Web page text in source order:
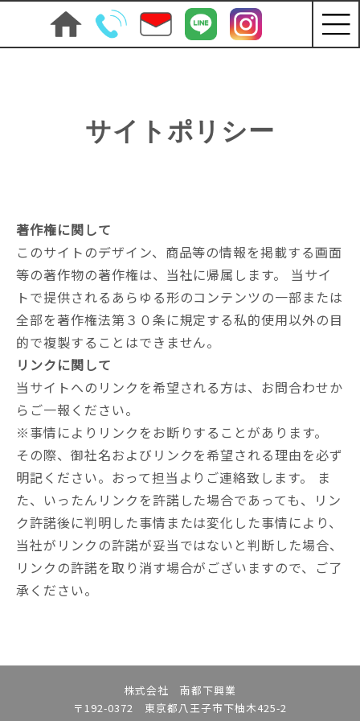
サイトポリシー
著作権に関して
このサイトのデザイン、商品等の情報を掲載する画面
等の著作物の著作権は、当社に帰属します。 当サイ
トで提供されるあらゆる形のコンテンツの一部または
全部を著作権法第３０条に規定する私的使用以外の目
的で複製することはできません。
リンクに関して
当サイトへのリンクを希望される方は、お問合わせか
らご一報ください。
※事情によりリンクをお断りすることがあります。
その際、御社名およびリンクを希望される理由を必ず
明記ください。おって担当よりご連絡致します。 ま
た、いったんリンクを許諾した場合であっても、リン
ク許諾後に判明した事情または変化した事情により、
当社がリンクの許諾が妥当ではないと判断した場合、
リンクの許諾を取り消す場合がございますので、ご了
承ください。
株式会社 南都下興業
〒192-0372 東京都八王子市下柚木425-2